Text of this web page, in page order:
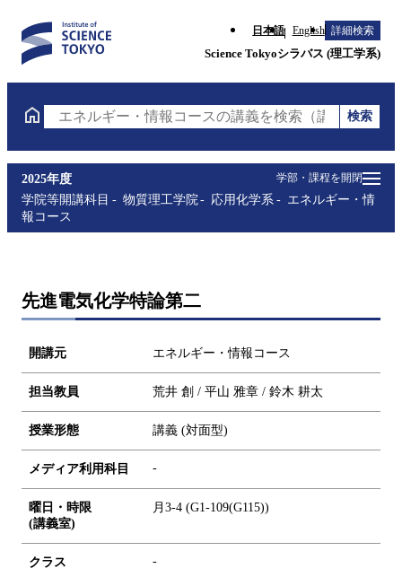
日本語 English 詳細検索
Science Tokyoシラバス (理工学系)
エネルギー・情報コースの講義を検索（講義名・科
検索
学部・課程を開閉
2025年度
学院等開講科目
物質理工学院 応用化学系
エネルギー・情
報コース
先進電気化学特論第二
開講元 エネルギー・情報コース
担当教員 荒井 創 / 平山 雅章 / 鈴木 耕太
授業形態 講義 (対面型)
メディア利用科目 -
曜日・時限
(講義室)
月3-4 (G1-109(G115))
クラス -